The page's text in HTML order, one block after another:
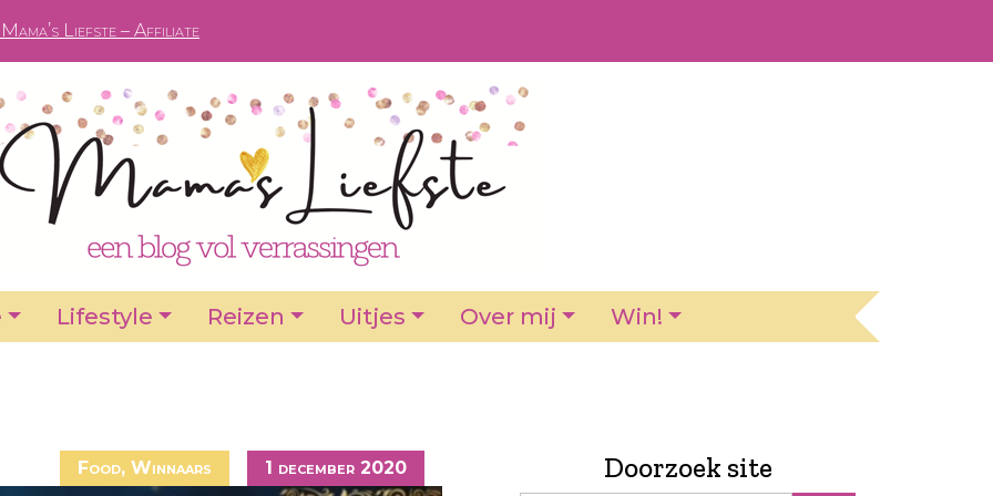
Liefste – Affiliate
Lifestyle Reizen Uitjes Over mij Win!
Food, Winnaars 1 december 2020 Doorzoek site